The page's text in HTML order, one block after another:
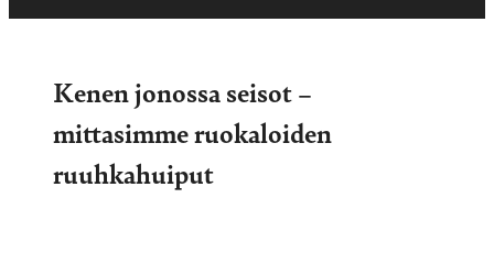
Kenen jonossa seisot –
mittasimme ruokaloiden
ruuhkahuiput